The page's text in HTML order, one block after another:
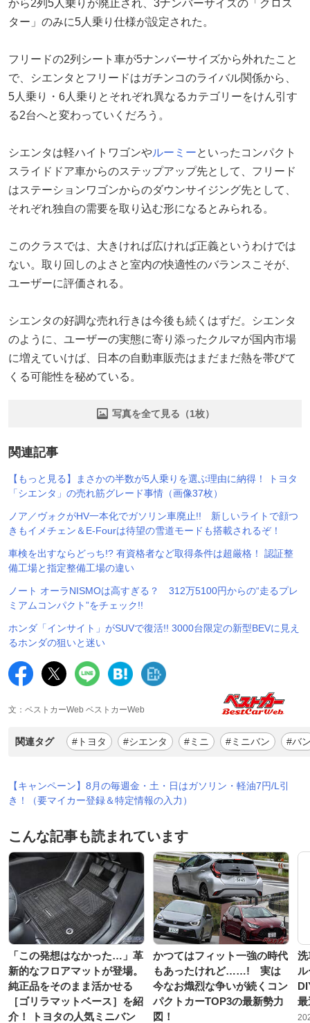
から2列5人乗りが廃止され、3ナンバーサイズの「クロス
ター」のみに5人乗り仕様が設定された。
フリードの2列シート車が5ナンバーサイズから外れたこと
で、シエンタとフリードはガチンコのライバル関係から、
5人乗り・6人乗りとそれぞれ異なるカテゴリーをけん引す
る2台へと変わっていくだろう。
シエンタは軽ハイトワゴンやルーミーといったコンパクト
スライドドア車からのステップアップ先として、フリード
はステーションワゴンからのダウンサイジング先として、
それぞれ独自の需要を取り込む形になるとみられる。
このクラスでは、大きければ広ければ正義というわけでは
ない。取り回しのよさと室内の快適性のバランスこそが、
ユーザーに評価される。
シエンタの好調な売れ行きは今後も続くはずだ。シエンタ
のように、ユーザーの実態に寄り添ったクルマが国内市場
に増えていけば、日本の自動車販売はまだまだ熱を帯びて
くる可能性を秘めている。
写真を全て見る（1枚）
関連記事
【もっと見る】まさかの半数が5人乗りを選ぶ理由に納得！ トヨタ
「シエンタ」の売れ筋グレード事情（画像37枚）
ノア／ヴォクがHV一本化でガソリン車廃止!! 新しいライトで顔つ
きもイメチェン＆E-Fourは待望の雪道モードも搭載されるぞ！
車検を出すならどっち!? 有資格者など取得条件は超厳格！ 認証整
備工場と指定整備工場の違い
ノート オーラNISMOは高すぎる？ 312万5100円からの“走るプレ
ミアムコンパクト”をチェック!!
ホンダ「インサイト」がSUVで復活!! 3000台限定の新型BEVに見え
るホンダの狙いと迷い
文：ベストカーWeb ベストカーWeb
関連タグ #トヨタ #シエンタ #ミニ #ミニバン #バ
【キャンペーン】8月の毎週金・土・日はガソリン・軽油7円/L引
き！（要マイカー登録＆特定情報の入力）
こんな記事も読まれています
「この発想はなかった…」革
新的なフロアマットが登場。
純正品をそのまま活かせる
［ゴリラマットベース］を紹
介！ トヨタの人気ミニバン
かつてはフィット一強の時代
もあったけれど……! 実は
今なお熾烈な争いが続くコン
パクトカーTOP3の最新勢力
図！
最